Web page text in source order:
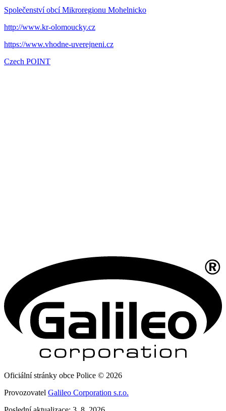
Společenství obcí Mikroregionu Mohelnicko
http://www.kr-olomoucky.cz
https://www.vhodne-uverejneni.cz
Czech POINT
Oficiální stránky obce Police © 2026
Provozovatel Galileo Corporation s.r.o.